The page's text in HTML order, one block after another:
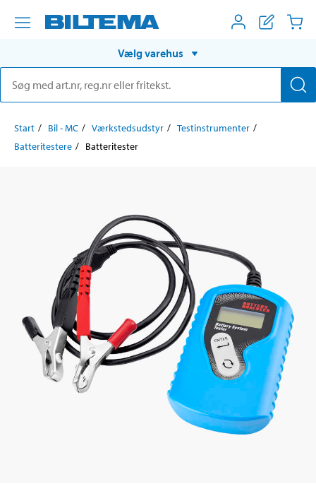
Vælg varehus
Start Bil - MC Værkstedsudstyr
Testinstrumenter
Batteritestere
Batteritester